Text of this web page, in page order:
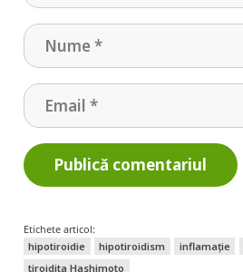
Publică comentariul
Etichete articol:
hipotiroidie
hipotiroidism inflamație
tiroidita Hashimoto